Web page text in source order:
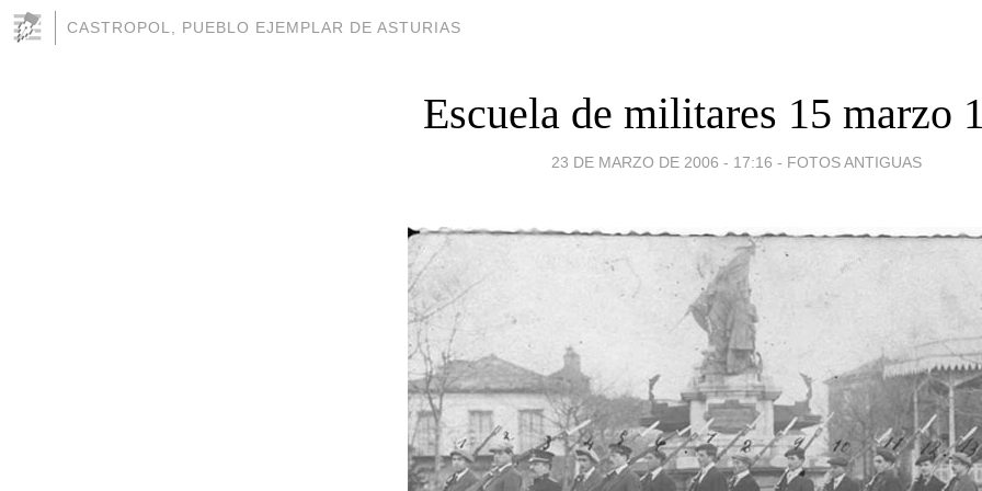
CASTROPOL, PUEBLO EJEMPLAR DE ASTURIAS
Escuela de militares 15 marzo
23 DE MARZO DE 2006 - 17:16 - FOTOS ANTIGUAS